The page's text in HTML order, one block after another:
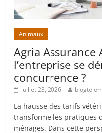
Animaux
Agria
l’entreprise se
concurrence ?
juillet 23, 2026
La hausse des tarifs
transforme les pratiques
ménages. Dans cette